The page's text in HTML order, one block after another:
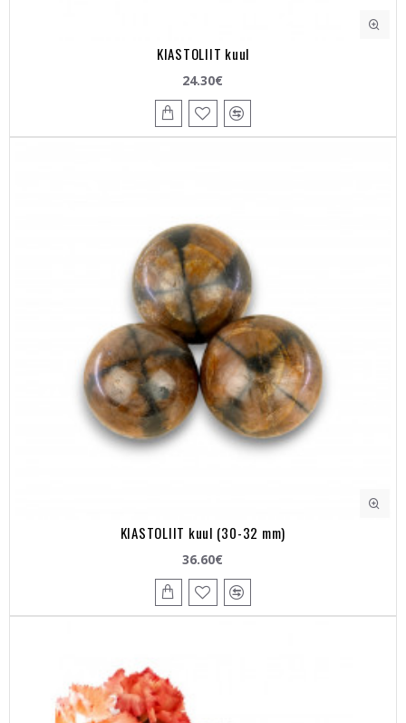
KIASTOLIIT kuul
24.30€
KIASTOLIIT kuul (30-32 mm)
36.60€